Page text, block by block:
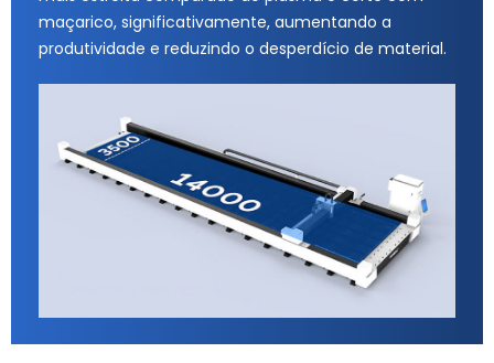
maçarico, significativamente, aumentando a
produtividade e reduzindo o desperdício de material.